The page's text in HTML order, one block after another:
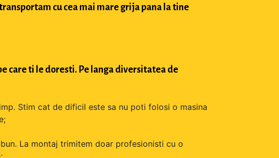
cu cea mai mare grija pana la tine
care ti le doresti. Pe langa diversitatea de
Stim cat de dificil este sa nu poti folosi o masina
La montaj trimitem doar profesionisti cu o